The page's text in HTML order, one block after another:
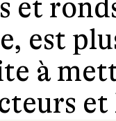
et
est
à